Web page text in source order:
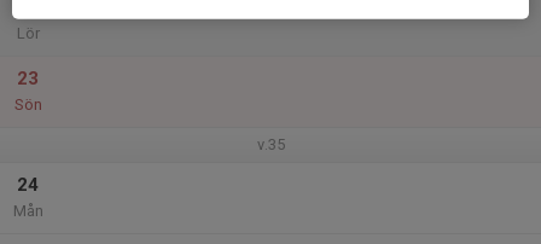
Lör
23
Sön
v.35
24
Mån